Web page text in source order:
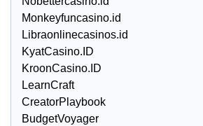
Monkeyfuncasino.id
Libraonlinecasinos.id
KyatCasino.ID
KroonCasino.ID
LearnCraft
CreatorPlaybook
BudgetVoyager